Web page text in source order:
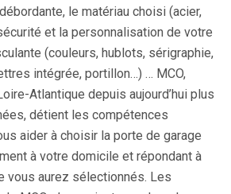
le matériau choisi (acier,
et la personnalisation de votre
(couleurs, hublots, sérigraphie,
intégrée, portillon…) … MCO,
Atlantique depuis aujourd’hui plus
détient les compétences
aider à choisir la porte de garage
à votre domicile et répondant à
vous aurez sélectionnés. Les